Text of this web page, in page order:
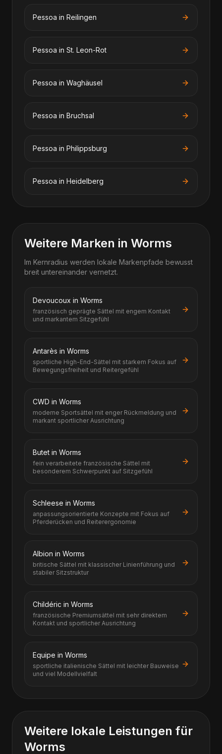
Pessoa in Reilingen
Pessoa in St. Leon-Rot
Pessoa in Waghäusel
Pessoa in Bruchsal
Pessoa in Philippsburg
Pessoa in Heidelberg
Weitere Marken in Worms
Im Kernradius werden lokale Markenpfade bewusst
breit untereinander vernetzt.
Devoucoux in Worms
französisch geprägte Sättel mit engem Kontakt
und markantem Sitzgefühl
Antarès in Worms
sportliche High-End-Sättel mit starkem Fokus auf
Bewegungsfreiheit und Reitergefühl
CWD in Worms
moderne Sportsättel mit enger Rückmeldung und
markant sportlicher Ausrichtung
Butet in Worms
fein verarbeitete französische Sättel mit
besonderem Schwerpunkt auf Sitzgefühl
Schleese in Worms
anpassungsorientierte Konzepte mit Fokus auf
Pferderücken und Reiterergonomie
Albion in Worms
britische Sättel mit klassischer Linienführung und
stabiler Sitzstruktur
Childéric in Worms
französische Premiumsättel mit sehr direktem
Kontakt und sportlicher Ausrichtung
Equipe in Worms
sportliche italienische Sättel mit leichter Bauweise
und viel Modellvielfalt
Weitere lokale Leistungen für
Worms